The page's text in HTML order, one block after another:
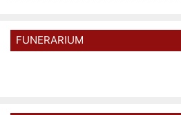
FUNERARIUM